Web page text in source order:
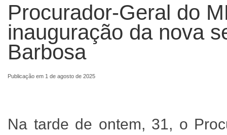
Procurador-Geral do
inauguração da nova
Barbosa
Publicação em 1 de agosto de 2025
Na tarde de ontem, 31, o